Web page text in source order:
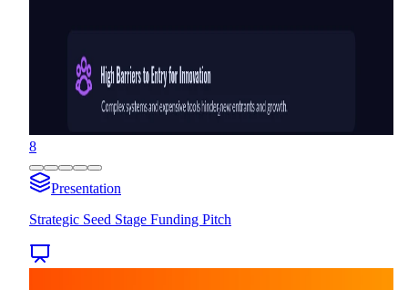
8
Presentation
Strategic Seed Stage Funding Pitch